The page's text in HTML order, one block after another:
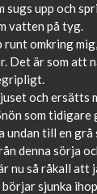
sugs upp och
vatten på tyg.
omkring
Det är som att
och ersätts
som
undan till en grå
denna sörja
nu så råkall att
börjar sjunka